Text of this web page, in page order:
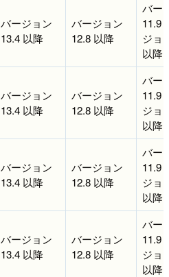
バージョン
13.4 以降
バージョン
12.8 以降
バー
11.9
ジョ
以降
バージョン
13.4 以降
バージョン
12.8 以降
バー
11.9
ジョ
以降
バージョン
13.4 以降
バージョン
12.8 以降
バー
11.9
ジョ
以降
バージョン
13.4 以降
バージョン
12.8 以降
バー
11.9
ジョ
以降